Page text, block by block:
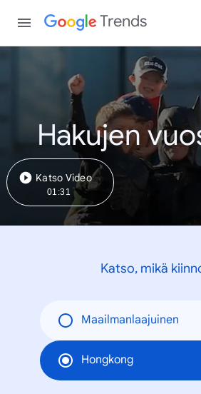
Trends
Hakujen
Katso Video
01:31
Katso, mikä
Maailmanlaajuinen
Hongkong